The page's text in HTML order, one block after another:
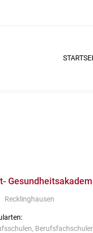
Recklinghausen